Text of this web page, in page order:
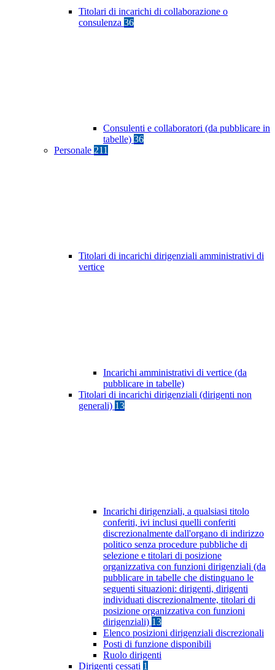
Titolari di incarichi di collaborazione o
consulenza 36
Consulenti e collaboratori (da pubblicare in
tabelle) 36
Personale 211
Titolari di incarichi dirigenziali amministrativi di
vertice
Incarichi amministrativi di vertice (da
pubblicare in tabelle)
Titolari di incarichi dirigenziali (dirigenti non
generali) 13
Incarichi dirigenziali, a qualsiasi titolo
conferiti, ivi inclusi quelli conferiti
discrezionalmente dall'organo di indirizzo
politico senza procedure pubbliche di
selezione e titolari di posizione
organizzativa con funzioni dirigenziali (da
pubblicare in tabelle che distinguano le
seguenti situazioni: dirigenti, dirigenti
individuati discrezionalmente, titolari di
posizione organizzativa con funzioni
dirigenziali) 13
Elenco posizioni dirigenziali discrezionali
Posti di funzione disponibili
Ruolo dirigenti
Dirigenti cessati 1